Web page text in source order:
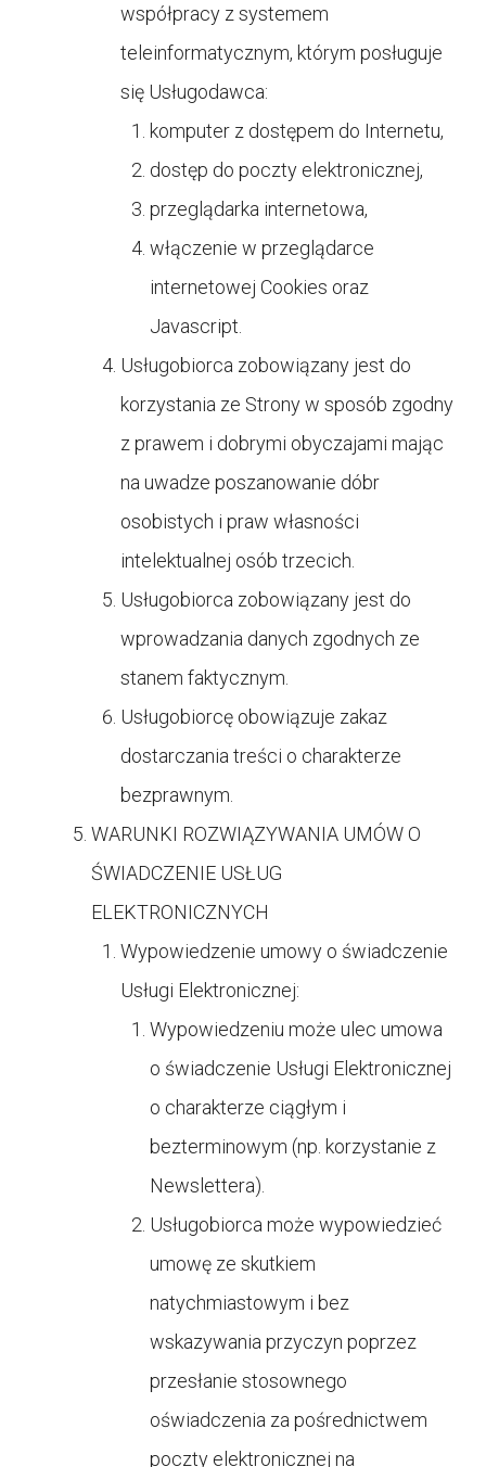
współpracy z systemem
teleinformatycznym, którym posługuje
się Usługodawca:
komputer z dostępem do Internetu,
dostęp do poczty elektronicznej,
przeglądarka internetowa,
włączenie w przeglądarce
internetowej Cookies oraz
Javascript.
Usługobiorca zobowiązany jest do
korzystania ze Strony w sposób zgodny
z prawem i dobrymi obyczajami mając
na uwadze poszanowanie dóbr
osobistych i praw własności
intelektualnej osób trzecich.
Usługobiorca zobowiązany jest do
wprowadzania danych zgodnych ze
stanem faktycznym.
Usługobiorcę obowiązuje zakaz
dostarczania treści o charakterze
bezprawnym.
WARUNKI ROZWIĄZYWANIA UMÓW O
ŚWIADCZENIE USŁUG
ELEKTRONICZNYCH
Wypowiedzenie umowy o świadczenie
Usługi Elektronicznej:
Wypowiedzeniu może ulec umowa
o świadczenie Usługi Elektronicznej
o charakterze ciągłym i
bezterminowym (np. korzystanie z
Newslettera).
Usługobiorca może wypowiedzieć
umowę ze skutkiem
natychmiastowym i bez
wskazywania przyczyn poprzez
przesłanie stosownego
oświadczenia za pośrednictwem
poczty elektronicznej na